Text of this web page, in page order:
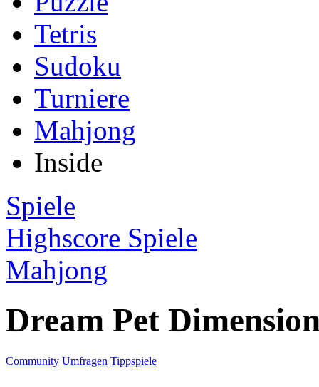
Tetris
Sudoku
Turniere
Mahjong
Inside
Spiele
Highscore Spiele
Mahjong
Dream Pet
Community Umfragen Tippspiele